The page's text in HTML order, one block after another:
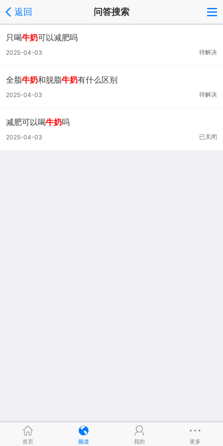
返回 问答搜索
只喝牛奶可以减肥吗
待解决
2025-04-03
全脂牛奶和脱脂牛奶有什么区别
待解决
2025-04-03
减肥可以喝牛奶吗
已关闭
2025-04-03
首页 频道 我的 更多